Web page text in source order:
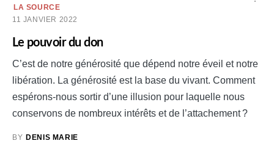
LA SOURCE
11 JANVIER 2022
Le pouvoir du don
C’est de notre générosité que dépend notre éveil et notre
libération. La générosité est la base du vivant. Comment
espérons-nous sortir d’une illusion pour laquelle nous
conservons de nombreux intérêts et de l’attachement ?
BY DENIS MARIE